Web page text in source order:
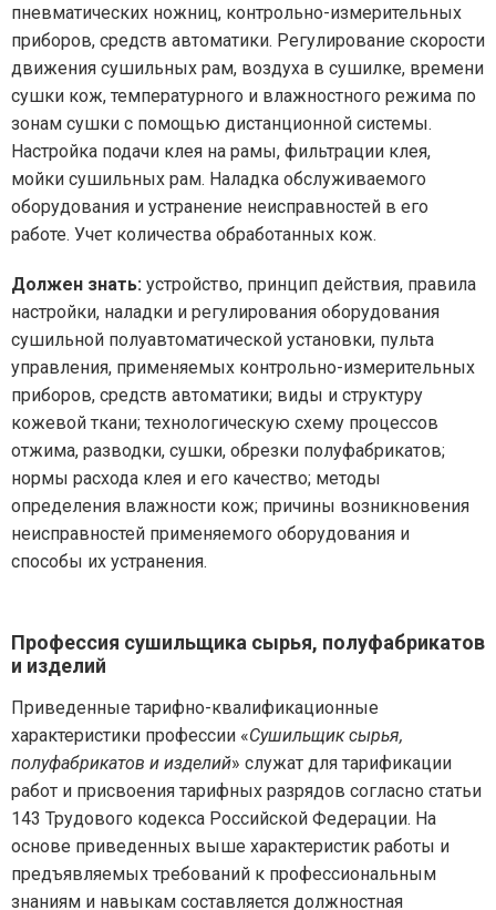
пневматических ножниц, контрольно-измерительных
приборов, средств автоматики. Регулирование скорости
движения сушильных рам, воздуха в сушилке, времени
сушки кож, температурного и влажностного режима по
зонам сушки с помощью дистанционной системы.
Настройка подачи клея на рамы, фильтрации клея,
мойки сушильных рам. Наладка обслуживаемого
оборудования и устранение неисправностей в его
работе. Учет количества обработанных кож.
Должен знать: устройство, принцип действия, правила
настройки, наладки и регулирования оборудования
сушильной полуавтоматической установки, пульта
управления, применяемых контрольно-измерительных
приборов, средств автоматики; виды и структуру
кожевой ткани; технологическую схему процессов
отжима, разводки, сушки, обрезки полуфабрикатов;
нормы расхода клея и его качество; методы
определения влажности кож; причины возникновения
неисправностей применяемого оборудования и
способы их устранения.
Профессия сушильщика сырья, полуфабрикатов
и изделий
Приведенные тарифно-квалификационные
характеристики профессии «Сушильщик сырья,
полуфабрикатов и изделий» служат для тарификации
работ и присвоения тарифных разрядов согласно статьи
143 Трудового кодекса Российской Федерации. На
основе приведенных выше характеристик работы и
предъявляемых требований к профессиональным
знаниям и навыкам составляется должностная